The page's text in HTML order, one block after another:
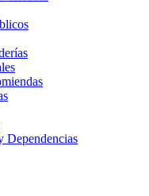
Dependencias